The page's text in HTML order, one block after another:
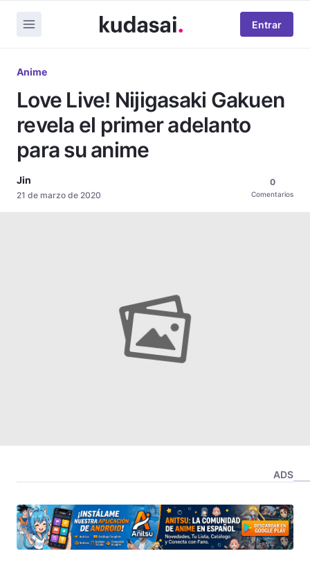
Entrar
Anime
Love Live! Nijigasaki Gakuen
revela el primer adelanto
para su anime
Jin
21 de marzo de 2020
0
Comentarios
ADS